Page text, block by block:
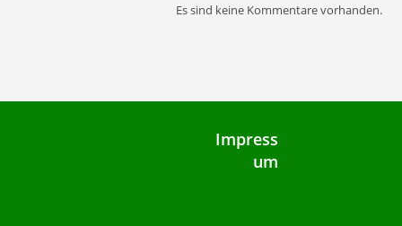
Es sind keine Kommentare vorhanden.
Impress
um